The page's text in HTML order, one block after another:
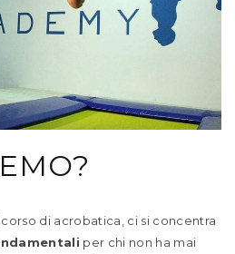
di acrobatica, ci si concentra
per chi non ha mai